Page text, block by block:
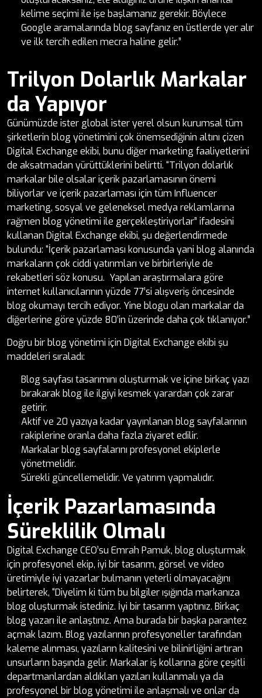
kelime seçimi ile işe başlamanız gerekir. Böylece
Google aramalarında blog sayfanız en üstlerde yer alır
ve ilk tercih edilen mecra haline gelir.”
Trilyon Dolarlık Markalar
da Yapıyor
Günümüzde ister global ister yerel olsun kurumsal tüm
şirketlerin blog yönetimini çok önemsediğinin altını çizen
Digital Exchange ekibi, bunu diğer marketing faaliyetlerini
de aksatmadan yürüttüklerini belirtti. “Trilyon dolarlık
markalar bile olsalar içerik pazarlamasının önemi
biliyorlar ve içerik pazarlaması için tüm Influencer
marketing, sosyal ve geleneksel medya reklamlarına
rağmen blog yönetimi ile gerçekleştiriyorlar” ifadesini
kullanan Digital Exchange ekibi, şu değerlendirmede
bulundu: “İçerik pazarlaması konusunda yani blog alanında
markaların çok ciddi yatırımları ve birbirleriyle de
rekabetleri söz konusu. Yapılan araştırmalara göre
internet kullanıcılarının yüzde 77’si alışveriş öncesinde
blog okumayı tercih ediyor. Yine blogu olan markalar da
diğerlerine göre yüzde 80’in üzerinde daha çok tıklanıyor.”
Doğru bir blog yönetimi için Digital Exchange ekibi şu
maddeleri sıraladı:
Blog sayfası tasarımını oluşturmak ve içine birkaç yazı
bırakarak blog ile ilgiyi kesmek yarardan çok zarar
getirir.
Aktif ve 20 yazıya kadar yayınlanan blog sayfalarının
rakiplerine oranla daha fazla ziyaret edilir.
Markalar blog sayfalarını profesyonel ekiplerle
yönetmelidir.
Sürekli güncellemelidir. Ve yatırım yapmalıdır.
İçerik Pazarlamasında
Süreklilik Olmalı
Digital Exchange CEO’su Emrah Pamuk, blog oluşturmak
için profesyonel ekip, iyi bir tasarım, görsel ve video
üretimiyle iyi yazarlar bulmanın yeterli olmayacağını
belirterek, “Diyelim ki tüm bu bilgiler ışığında markanıza
blog oluşturmak istediniz. İyi bir tasarım yaptınız. Birkaç
blog yazarı ile anlaştınız. Ama burada bir başka parantez
açmak lazım. Blog yazılarının profesyoneller tarafından
kaleme alınması, yazıların kalitesini ve bilinirliğini artıran
unsurların başında gelir. Markalar iş kollarına göre çeşitli
departmanlardan aldıkları yazıları kullanmalı ya da
profesyonel bir blog yönetimi ile anlaşmalı ve onlar da